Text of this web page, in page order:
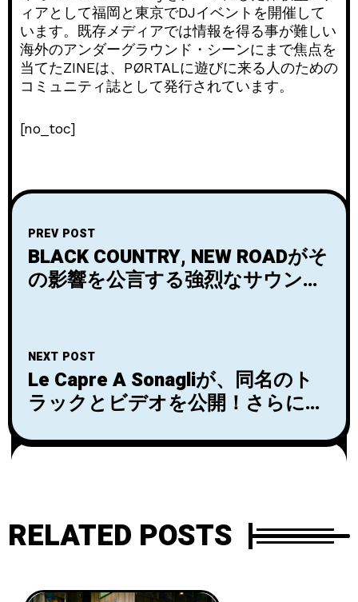
ィアとして福岡と東京でDJイベントを開催して
います。既存メディアでは情報を得る事が難しい
海外のアンダーグラウンド・シーンにまで焦点を
当てたZINEは、PØRTALに遊びに来る人のための
コミュニティ誌として発行されています。
[no_toc]
PREV POST
BLACK COUNTRY, NEW ROADがそ
の影響を公言する強烈なサウンド
ア/ポストロック・バンド、
DEATHCRASHが待望のニューアル
バム！
NEXT POST
Le Capre A Sonagliが、同名のト
ラックとビデオを公開！さらに新
Party』をリリース！
RELATED POSTS